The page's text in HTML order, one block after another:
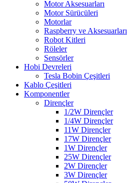
Motor Aksesuarları
Motor Sürücüleri
Motorlar
Raspberry ve Aksesuarları
Robot Kitleri
Röleler
Sensörler
Hobi Devreleri
Tesla Bobin Çeşitleri
Kablo Çeşitleri
Komponentler
Dirençler
1/2W Dirençler
1/4W Dirençler
11W Dirençler
17W Dirençler
1W Dirençler
25W Dirençler
2W Dirençler
3W Dirençler